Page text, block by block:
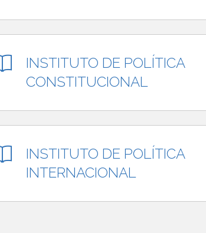
INSTITUTO DE POLÍTICA
CONSTITUCIONAL
INSTITUTO DE POLÍTICA
INTERNACIONAL